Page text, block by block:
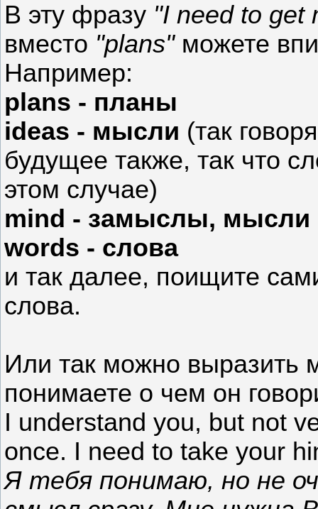
В эту фразу "I need to get
вместо "plans"можете
Например:
plans - планы
ideas - мысли (так
будущее также, так что
этом случае)
mind - замыслы, мысли
words - слова
и так далее, поищите
слова.
Или так можно выразить
понимаете о чем он
I understand you, but not
once. I need to take your
Я тебя понимаю, но не